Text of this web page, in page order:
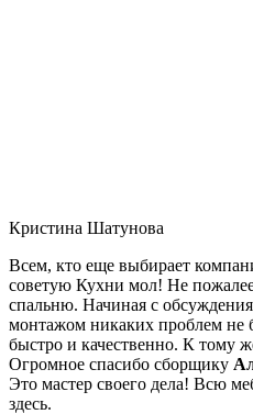
Кристина Шатунова
Всем, кто еще выбирает
советую Кухни мол! Не
спальню. Начиная с обсуждения
монтажом никаких проблем не
быстро и качественно. К тому
Огромное спасибо сборщику
Это мастер своего дела! Всю
здесь.